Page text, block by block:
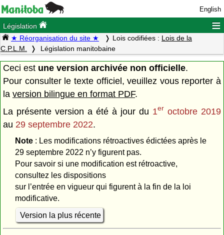
English
Législation ≡
★ Réorganisation du site ★ Lois codifiées : Lois de la
C.P.L.M.
Législation manitobaine
Ceci est une version archivée non officielle.
Pour consulter le texte officiel, veuillez vous reporter à
la version bilingue en format PDF.
La présente version a été à jour du 1er octobre 2019
au 29 septembre 2022.
Note: Les modifications rétroactives édictées après le
29 septembre 2022 n’y figurent pas.
Pour savoir si une modification est rétroactive,
consultez les dispositions
sur l’entrée en vigueur qui figurent à la fin de la loi
modificative.
Version la plus récente